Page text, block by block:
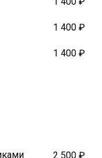
1 400 ₽
1 400 ₽
2 500 ₽